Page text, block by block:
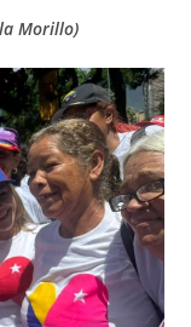
Morillo)